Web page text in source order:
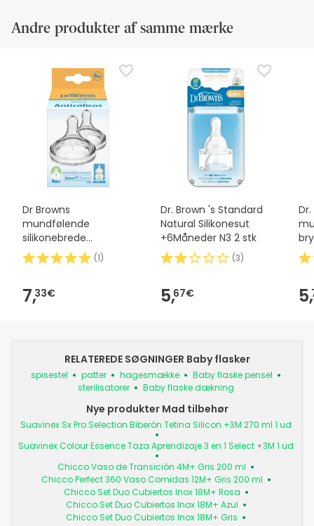
Andre produkter af samme mærke
Dr Browns
mundfølende
silikonebrede
mundform i Y +
9meses 2uds
(1)
7,33€
Dr. Brown 's Standard
Natural Silikonesut
+6Måneder N3 2 stk
(3)
5,67€ 5,
RELATEREDE SØGNINGER Baby flasker
spisestel patter hagesmække
Baby flaske pensel
sterilisatorer
Baby flaske dækning
Nye produkter Mad tilbehør
Suavinex Sx Pro Selection Biberón Tetina Silicon +3M 270 ml 1 ud
Suavinex Colour Essence Taza Aprendizaje 3 en 1 Select +3M 1 ud
Chicco Vaso de Transición 4M+ Gris 200 ml
Chicco Perfect 360 Vaso Comidas 12M+ Gris 200 ml
Chicco Set Duo Cubiertos Inox 18M+ Rosa
Chicco Set Duo Cubiertos Inox 18M+ Azul
Chicco Set Duo Cubiertos Inox 18M+ Gris